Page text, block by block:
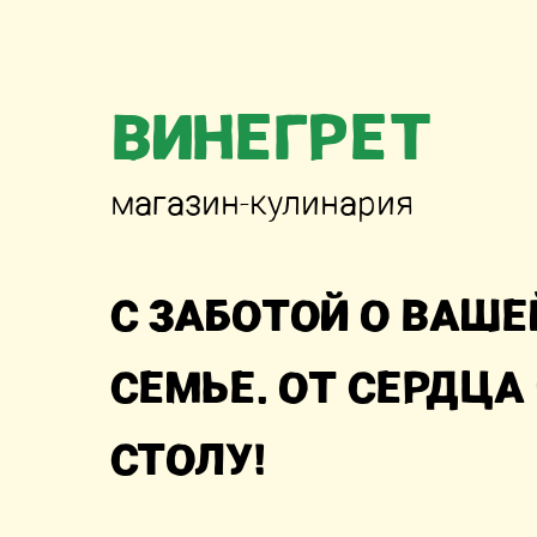
ВИНЕГРЕТ
магазин-кулинария
С ЗАБОТОЙ О
СЕМЬЕ. ОТ СЕРДЦА
СТОЛУ!